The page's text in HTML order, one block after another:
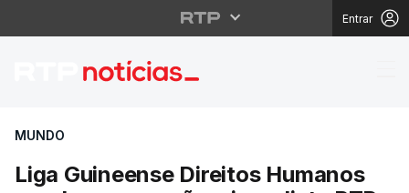
Entrar
Liga Guineense
MUNDO
Liga Guineense Direitos Humanos